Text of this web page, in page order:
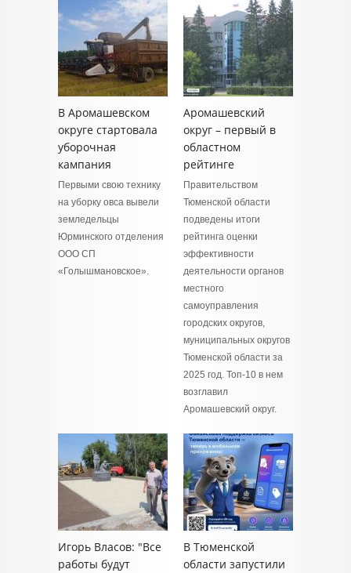
В Аромашевском
округе стартовала
уборочная
кампания
Первыми свою технику
на уборку овса вывели
земледельцы
Юрминского отделения
ООО СП
«Голышмановское».
Аромашевский
округ – первый в
областном
рейтинге
Правительством
Тюменской области
подведены итоги
рейтинга оценки
эффективности
деятельности органов
местного
самоуправления
городских округов,
муниципальных округов
Тюменской области за
2025 год. Топ-10 в нем
возглавил
Аромашевский округ.
Игорь Власов: "Все
работы будут
В Тюменской
области запустили